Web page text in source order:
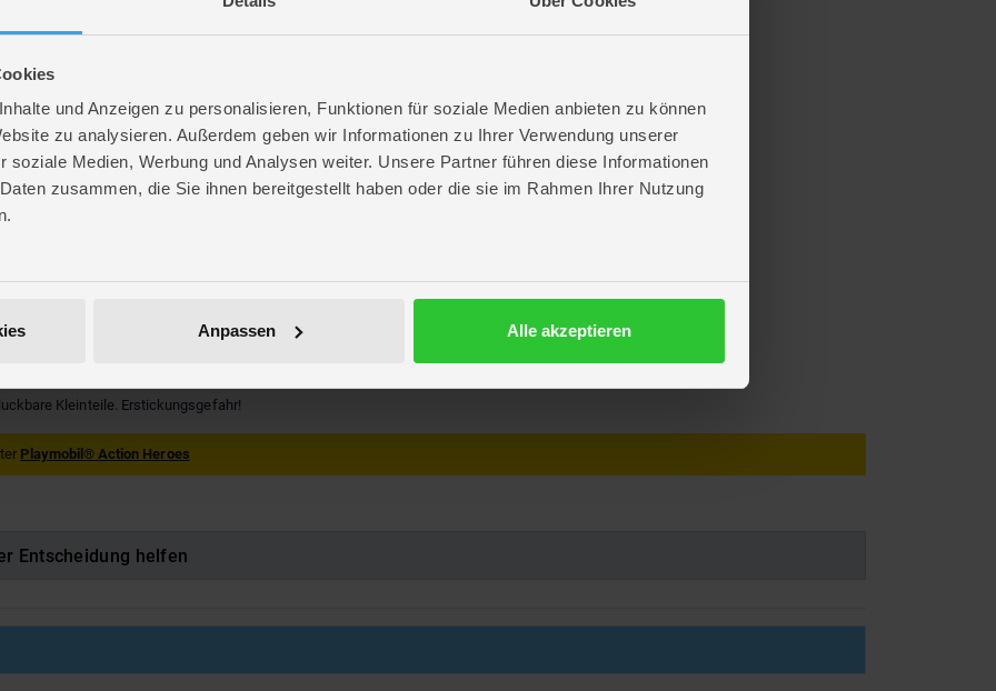
und Anzeigen zu personalisieren, Funktionen für soziale Medien anbieten zu können
zu analysieren. Außerdem geben wir Informationen zu Ihrer Verwendung unserer
soziale Medien, Werbung und Analysen weiter. Unsere Partner führen diese Informationen
zusammen, die Sie ihnen bereitgestellt haben oder die sie im Rahmen Ihrer Nutzung
Anpassen Alle akzeptieren
Jahren
cm
cm
Act!on Heroes
Kleinteile. Erstickungsgefahr!
Playmobil® Action Heroes
Entscheidung helfen